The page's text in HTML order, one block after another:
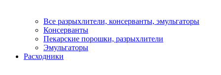
Все разрыхлители, консерванты, эмульгаторы
Консерванты
Пекарские порошки, разрыхлители
Эмульгаторы
Расходники